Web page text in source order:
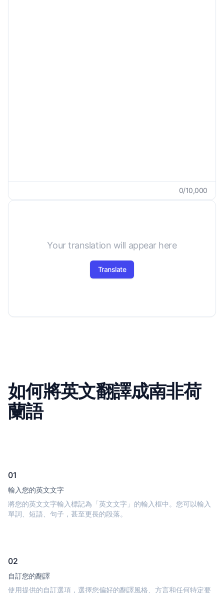
0/10,000
Your translation will appear here
Translate
如何將英文翻譯成南非荷
蘭語
01
輸入您的英文文字
將您的英文文字輸入標記為「英文文字」的輸入框中。您可以輸入
單詞、短語、句子，甚至更長的段落。
02
自訂您的翻譯
使用提供的自訂選項，選擇您偏好的翻譯風格、方言和任何特定要